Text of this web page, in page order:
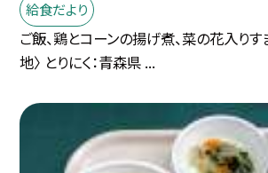
給食だより
ご飯、鶏とコーンの揚げ煮、菜の花入りす
地〉 とりにく：青森県 ...